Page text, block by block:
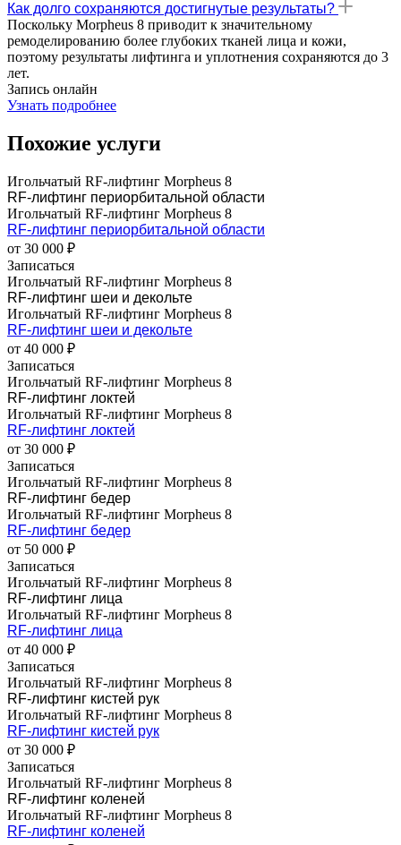
Как долго сохраняются достигнутые результаты?
Поскольку Morpheus 8 приводит к значительному
ремоделированию более глубоких тканей лица и кожи,
поэтому результаты лифтинга и уплотнения сохраняются до 3
лет.
Запись онлайн
Узнать подробнее
Похожие услуги
Игольчатый RF-лифтинг Morpheus 8
RF-лифтинг периорбитальной области
Игольчатый RF-лифтинг Morpheus 8
RF-лифтинг периорбитальной области
от 30 000 ₽
Записаться
Игольчатый RF-лифтинг Morpheus 8
RF-лифтинг шеи и декольте
Игольчатый RF-лифтинг Morpheus 8
RF-лифтинг шеи и декольте
от 40 000 ₽
Записаться
Игольчатый RF-лифтинг Morpheus 8
RF-лифтинг локтей
Игольчатый RF-лифтинг Morpheus 8
RF-лифтинг локтей
от 30 000 ₽
Записаться
Игольчатый RF-лифтинг Morpheus 8
RF-лифтинг бедер
Игольчатый RF-лифтинг Morpheus 8
RF-лифтинг бедер
от 50 000 ₽
Записаться
Игольчатый RF-лифтинг Morpheus 8
RF-лифтинг лица
Игольчатый RF-лифтинг Morpheus 8
RF-лифтинг лица
от 40 000 ₽
Записаться
Игольчатый RF-лифтинг Morpheus 8
RF-лифтинг кистей рук
Игольчатый RF-лифтинг Morpheus 8
RF-лифтинг кистей рук
от 30 000 ₽
Записаться
Игольчатый RF-лифтинг Morpheus 8
RF-лифтинг коленей
Игольчатый RF-лифтинг Morpheus 8
RF-лифтинг коленей